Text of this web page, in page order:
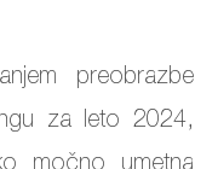
preobrazbe
za leto 2024,